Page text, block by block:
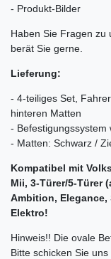
- Produkt-Bilder
Haben Sie Fragen zu
berät Sie gerne.
Lieferung:
- 4-teiliges Set,
hinteren Matten
- Befestigungssystem
- Matten: Schwarz /
Kompatibel mit
Mii, 3-Türer/5-Türer
Ambition,
Elektro!
Hinweis!! Die ovale
Bitte schicken Sie